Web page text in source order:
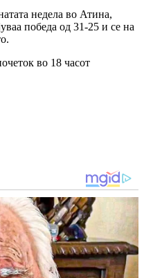
недела во Атина,
победа од 31-25 и се на
во 18 часот